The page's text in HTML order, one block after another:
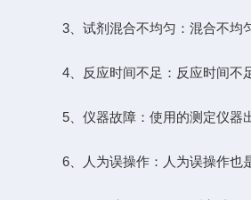
3、试剂混合不均匀：混合不均匀
4、反应时间不足：反应时间不足
5、仪器故障：使用的测定仪器出
6、人为误操作：人为误操作也是